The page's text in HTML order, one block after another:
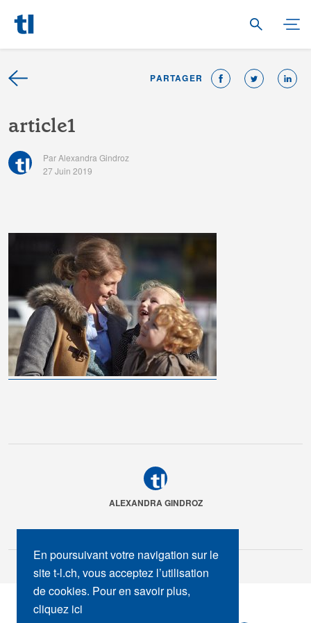
PARTAGER
article1
Par Alexandra Gindroz
27 Juin 2019
ALEXANDRA GINDROZ
En poursuivant votre navigation sur le
site t-l.ch, vous acceptez l’utilisation
de cookies. Pour en savoir plus,
cliquez ici